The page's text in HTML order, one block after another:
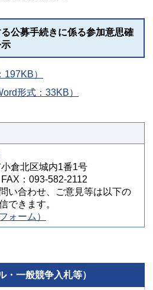
公募手続きに係る参加意思確
）
形式：33KB）
倉北区城内1番1号
：093-582-2112
い合わせ、ご意見等は以下の
できます。
ォーム）
・一般競争入札等）